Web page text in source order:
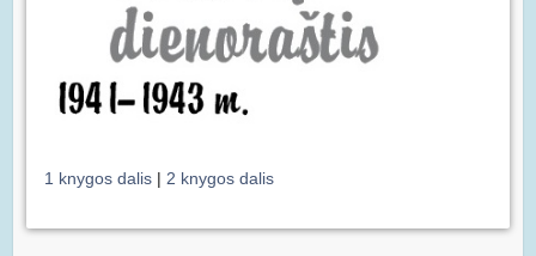
1 knygos dalis | 2 knygos dalis